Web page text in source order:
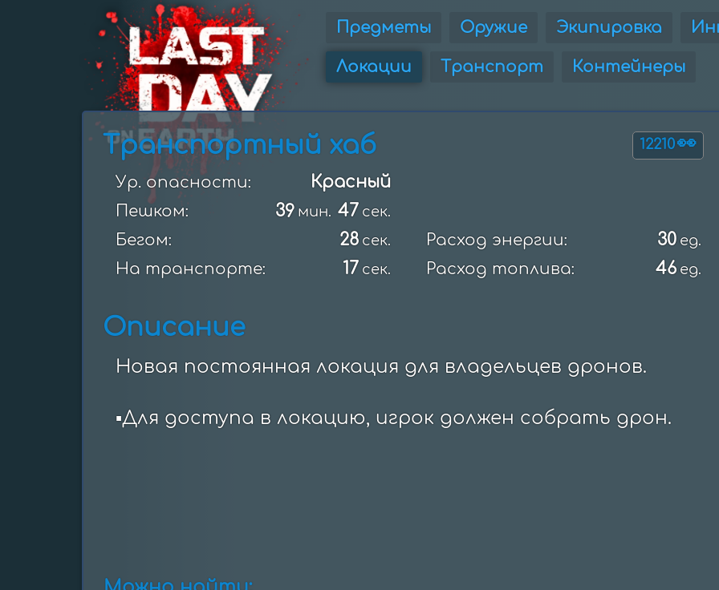
Предметы Оружие Экипировка
Локации Транспорт Контейнеры
Транспортный хаб 12210👀
Ур. опасности: Красный
Пешком: 39 мин. 47 сек.
Бегом: 28 сек. Расход энергии: 30 ед.
На транспорте: 17 сек. Расход топлива: 46 ед.
Описание
Новая постоянная локация для владельцев дронов.
▪️Для доступа в локацию, игрок должен собрать дрон.